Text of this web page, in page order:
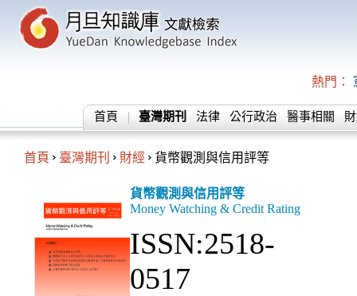
熱門：
首頁 臺灣期刊 法律 公行政治 醫事相關
首頁 臺灣期刊 財經 貨幣觀測與信用評等
貨幣觀測與信用評等
Money Watching & Credit Rating
ISSN:2518-
0517